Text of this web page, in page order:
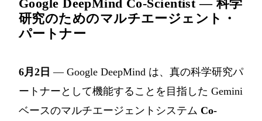
Google DeepMind Co-Scientist — 科学
研究のためのマルチエージェント・
パートナー
6月2日 — Google DeepMind は、真の科学研究パ
ートナーとして機能することを目指した Gemini
ベースのマルチエージェントシステム Co-